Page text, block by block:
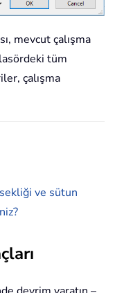
mevcut çalışma
tüm
çalışma
ve sütun